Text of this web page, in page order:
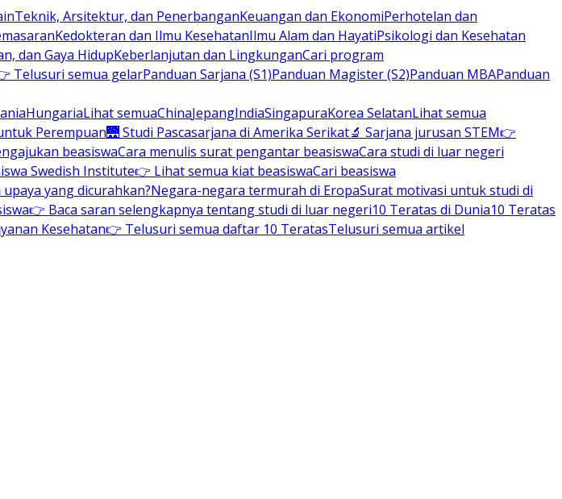
Teknik, Arsitektur, dan PenerbanganKeuangan dan EkonomiPerhotelan dan
Kedokteran dan Ilmu KesehatanIlmu Alam dan HayatiPsikologi dan Kesehatan
dan Gaya HidupKeberlanjutan dan LingkunganCari program
Telusuri semua gelarPanduan Sarjana (S1)Panduan Magister (S2)Panduan MBAPanduan
HungariaLihat semuaChinaJepangIndiaSingapuraKorea SelatanLihat semua
Perempuan🌉 Studi Pascasarjana di Amerika Serikat🔬 Sarjana jurusan STEM👉
beasiswaCara menulis surat pengantar beasiswaCara studi di luar negeri
Swedish Institute👉 Lihat semua kiat beasiswaCari beasiswa
yang dicurahkan?Negara-negara termurah di EropaSurat motivasi untuk studi di
👉 Baca saran selengkapnya tentang studi di luar negeri10 Teratas di Dunia10 Teratas
Kesehatan👉 Telusuri semua daftar 10 TeratasTelusuri semua artikel